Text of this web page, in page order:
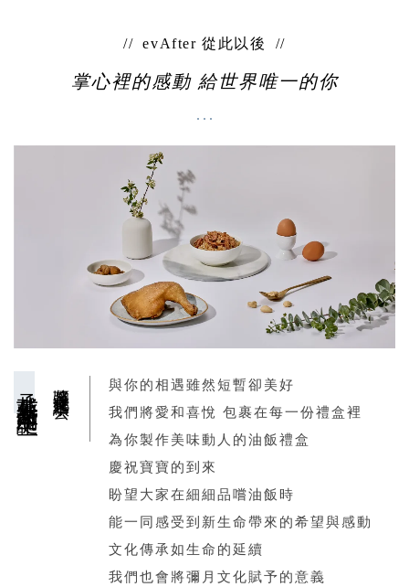
evAfter 從此以後
掌心裡的感動 給世界唯一的你
承載著新生命的誕生
與你的相遇雖然短暫卻美好
我們將愛和喜悅 包裹在每一份禮盒裡
為你製作美味動人的油飯禮盒
慶祝寶寶的到來
盼望大家在細細品嚐油飯時
能一同感受到新生命帶來的希望與感動
文化傳承如生命的延續
我們也會將彌月文化賦予的意義